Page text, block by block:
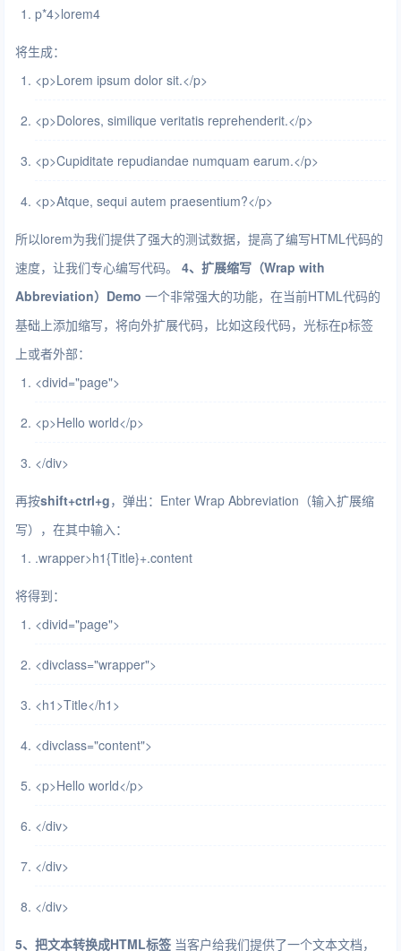
p*4>lorem4
将生成：
<p>Lorem ipsum dolor sit.</p>
<p>Dolores, similique veritatis reprehenderit.</p>
<p>Cupiditate repudiandae numquam earum.</p>
<p>Atque, sequi autem praesentium?</p>
所以lorem为我们提供了强大的测试数据，提高了编写HTML代码的
速度，让我们专心编写代码。4、扩展缩写（Wrap with
Abbreviation） Demo 一个非常强大的功能，在当前HTML代码的
基础上添加缩写，将向外扩展代码，比如这段代码，光标在p标签
上或者外部：
<divid="page">
<p>Hello world</p>
</div>
再按shift+ctrl+g，弹出：Enter Wrap Abbreviation（输入扩展缩
写），在其中输入：
.wrapper>h1{Title}+.content
将得到：
<divid="page">
<divclass="wrapper">
<h1 >Title</h1 >
<divclass="content">
<p>Hello world</p>
</div>
</div>
</div>
5、把文本转换成HTML标签 当客户给我们提供了一个文本文档，